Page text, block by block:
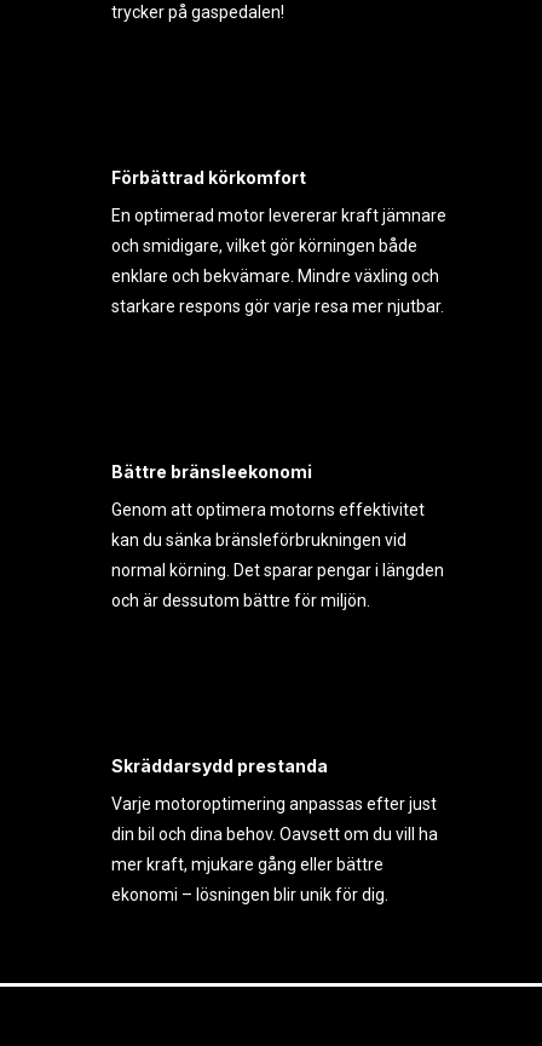
trycker på gaspedalen!
Förbättrad körkomfort
En optimerad motor levererar kraft jämnare
och smidigare, vilket gör körningen både
enklare och bekvämare. Mindre växling och
starkare respons gör varje resa mer njutbar.
Bättre bränsleekonomi
Genom att optimera motorns effektivitet
kan du sänka bränsleförbrukningen vid
normal körning. Det sparar pengar i längden
och är dessutom bättre för miljön.
Skräddarsydd prestanda
Varje motoroptimering anpassas efter just
din bil och dina behov. Oavsett om du vill ha
mer kraft, mjukare gång eller bättre
ekonomi – lösningen blir unik för dig.